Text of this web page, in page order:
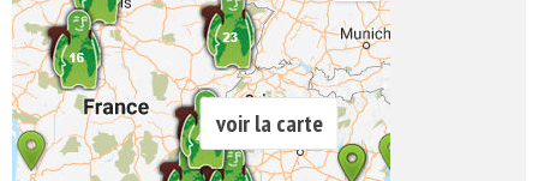
voir la carte